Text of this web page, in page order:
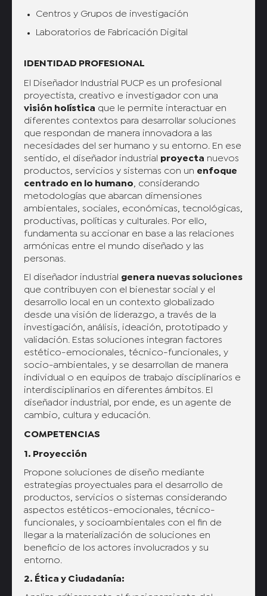
Centros y Grupos de investigación
Laboratorios de Fabricación Digital
IDENTIDAD PROFESIONAL
El Diseñador Industrial PUCP es un profesional
proyectista, creativo e investigador con una
visión holística que le permite interactuar en
diferentes contextos para desarrollar soluciones
que respondan de manera innovadora a las
necesidades del ser humano y su entorno. En ese
sentido, el diseñador industrial proyecta nuevos
productos, servicios y sistemas con un enfoque
centrado en lo humano , considerando
metodologías que abarcan dimensiones
ambientales, sociales, económicas, tecnológicas,
productivas, políticas y culturales. Por ello,
fundamenta su accionar en base a las relaciones
armónicas entre el mundo diseñado y las
personas.
El diseñador industrial genera nuevas soluciones
que contribuyen con el bienestar social y el
desarrollo local en un contexto globalizado
desde una visión de liderazgo, a través de la
investigación, análisis, ideación, prototipado y
validación. Estas soluciones integran factores
estético-emocionales, técnico-funcionales, y
socio-ambientales, y se desarrollan de manera
individual o en equipos de trabajo disciplinarios e
interdisciplinarios en diferentes ámbitos. El
diseñador industrial, por ende, es un agente de
cambio, cultura y educación.
COMPETENCIAS
1. Proyección
Propone soluciones de diseño mediante
estrategias proyectuales para el desarrollo de
productos, servicios o sistemas considerando
aspectos estéticos-emocionales, técnico-
funcionales, y socioambientales con el fin de
llegar a la materialización de soluciones en
beneficio de los actores involucrados y su
entorno.
2. Ética y Ciudadanía: